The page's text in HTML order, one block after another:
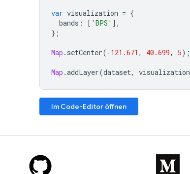
var visualization = {
bands : [ 'BPS' ],
};
Map . setCenter(-121.671 , 40.699, 5);
Map .addLayer(dataset, visualization
Im Code-Editor öffnen